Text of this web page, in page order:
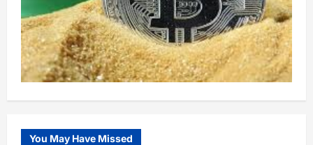
You May Have Missed